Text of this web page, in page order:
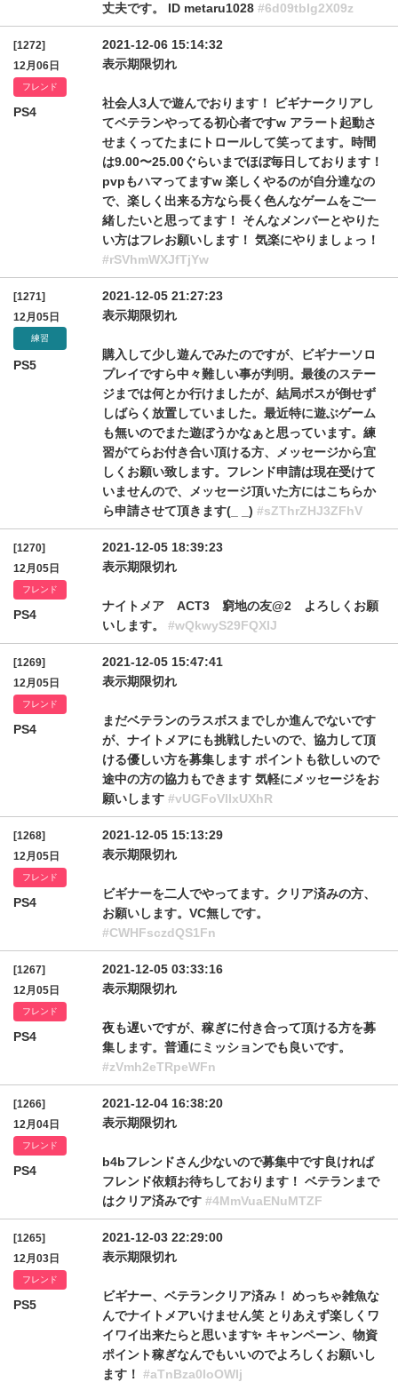
丈夫です。 ID metaru1028 #6d09tblg2X09z
[1272]
12月06日
フレンド
PS4
2021-12-06 15:14:32
表示期限切れ
社会人3人で遊んでおります！ ビギナークリアし
てベテランやってる初心者ですw アラート起動さ
せまくってたまにトロールして笑ってます。時間
は9.00〜25.00ぐらいまでほぼ毎日しております！
pvpもハマってますw 楽しくやるのが自分達なの
で、楽しく出来る方なら長く色んなゲームをご一
緒したいと思ってます！ そんなメンバーとやりた
い方はフレお願いします！ 気楽にやりましょっ！
#rSVhmWXJfTjYw
[1271]
12月05日
練習
PS5
2021-12-05 21:27:23
表示期限切れ
購入して少し遊んでみたのですが、ビギナーソロ
プレイですら中々難しい事が判明。最後のステー
ジまでは何とか行けましたが、結局ボスが倒せず
しばらく放置していました。最近特に遊ぶゲーム
も無いのでまた遊ぼうかなぁと思っています。練
習がてらお付き合い頂ける方、メッセージから宜
しくお願い致します。フレンド申請は現在受けて
いませんので、メッセージ頂いた方にはこちらか
ら申請させて頂きます(_ _) #sZThrZHJ3ZFhV
[1270]
12月05日
フレンド
PS4
2021-12-05 18:39:23
表示期限切れ
ナイトメア ACT3 窮地の友@2 よろしくお願
いします。 #wQkwyS29FQXlJ
[1269]
12月05日
フレンド
PS4
2021-12-05 15:47:41
表示期限切れ
まだベテランのラスボスまでしか進んでないです
が、ナイトメアにも挑戦したいので、協力して頂
ける優しい方を募集します ポイントも欲しいので
途中の方の協力もできます 気軽にメッセージをお
願いします #vUGFoVlIxUXhR
[1268]
12月05日
フレンド
PS4
2021-12-05 15:13:29
表示期限切れ
ビギナーを二人でやってます。クリア済みの方、
お願いします。VC無しです。
#CWHFsczdQS1Fn
[1267]
12月05日
フレンド
PS4
2021-12-05 03:33:16
表示期限切れ
夜も遅いですが、稼ぎに付き合って頂ける方を募
集します。普通にミッションでも良いです。
#zVmh2eTRpeWFn
[1266]
12月04日
フレンド
PS4
2021-12-04 16:38:20
表示期限切れ
b4bフレンドさん少ないので募集中です良ければ
フレンド依頼お待ちしております！ ベテランまで
はクリア済みです #4MmVuaENuMTZF
[1265]
12月03日
フレンド
PS5
2021-12-03 22:29:00
表示期限切れ
ビギナー、ベテランクリア済み！ めっちゃ雑魚な
んでナイトメアいけません笑 とりあえず楽しくワ
イワイ出来たらと思います✨ キャンペーン、物資
ポイント稼ぎなんでもいいのでよろしくお願いし
ます！ #aTnBza0loOWlj